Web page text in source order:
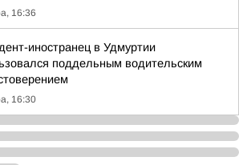
16:36
иностранец в Удмуртии
поддельным водительским
16:30